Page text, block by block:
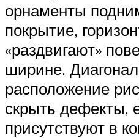
орнаменты
покрытие,
«раздвигают»
ширине.
расположение
скрыть дефекты,
присутствуют в